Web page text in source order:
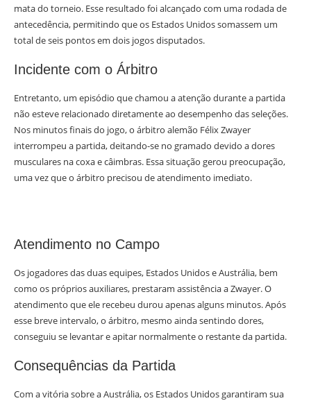
mata do torneio. Esse resultado foi alcançado com uma rodada de
antecedência, permitindo que os Estados Unidos somassem um
total de seis pontos em dois jogos disputados.
Incidente com o Árbitro
Entretanto, um episódio que chamou a atenção durante a partida
não esteve relacionado diretamente ao desempenho das seleções.
Nos minutos finais do jogo, o árbitro alemão Félix Zwayer
interrompeu a partida, deitando-se no gramado devido a dores
musculares na coxa e câimbras. Essa situação gerou preocupação,
uma vez que o árbitro precisou de atendimento imediato.
Atendimento no Campo
Os jogadores das duas equipes, Estados Unidos e Austrália, bem
como os próprios auxiliares, prestaram assistência a Zwayer. O
atendimento que ele recebeu durou apenas alguns minutos. Após
esse breve intervalo, o árbitro, mesmo ainda sentindo dores,
conseguiu se levantar e apitar normalmente o restante da partida.
Consequências da Partida
Com a vitória sobre a Austrália, os Estados Unidos garantiram sua